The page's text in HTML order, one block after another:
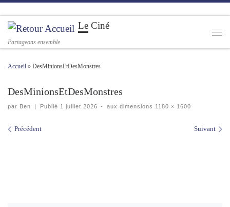
Passer au contenu
Le Ciné
Partageons ensemble
Accueil » DesMinionsEtDesMonstres
DesMinionsEtDesMonstres
par Ben | Publié 1 juillet 2026 - aux dimensions 1180 × 1600
Navigation des images
Précédent Suivant